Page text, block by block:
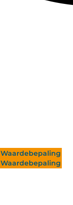
Waardebepaling
Waardebepaling